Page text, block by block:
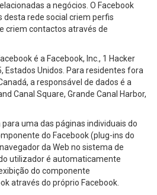
a negócios. O Facebook
rede social criem perfis
criem contactos através de
é a Facebook, Inc., 1 Hacker
Estados Unidos. Para residentes fora
a responsável de dados é a
Canal Square, Grande Canal Harbor,
uma das páginas individuais do
do Facebook (plug-ins do
da Web no sistema de
utilizador é automaticamente
do componente
através do próprio Facebook.